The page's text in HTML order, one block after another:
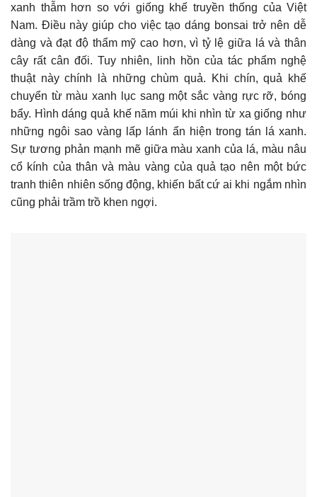
xanh thẫm hơn so với giống khế truyền thống của Việt
Nam. Điều này giúp cho việc tạo dáng bonsai trở nên dễ
dàng và đạt độ thẩm mỹ cao hơn, vì tỷ lệ giữa lá và thân
cây rất cân đối. Tuy nhiên, linh hồn của tác phẩm nghệ
thuật này chính là những chùm quả. Khi chín, quả khế
chuyển từ màu xanh lục sang một sắc vàng rực rỡ, bóng
bẩy. Hình dáng quả khế năm múi khi nhìn từ xa giống như
những ngôi sao vàng lấp lánh ẩn hiện trong tán lá xanh.
Sự tương phản mạnh mẽ giữa màu xanh của lá, màu nâu
cổ kính của thân và màu vàng của quả tạo nên một bức
tranh thiên nhiên sống động, khiến bất cứ ai khi ngắm nhìn
cũng phải trầm trồ khen ngợi.